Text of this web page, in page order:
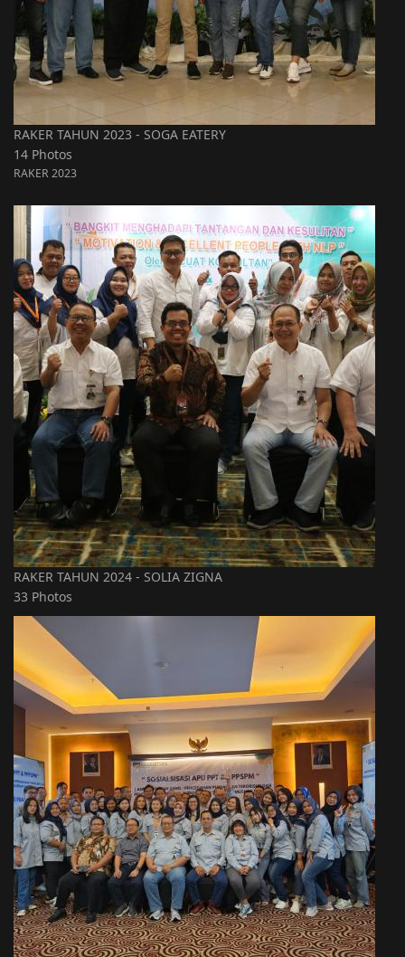
RAKER TAHUN 2023 - SOGA EATERY
14 Photos
RAKER 2023
RAKER TAHUN 2024 - SOLIA ZIGNA
33 Photos